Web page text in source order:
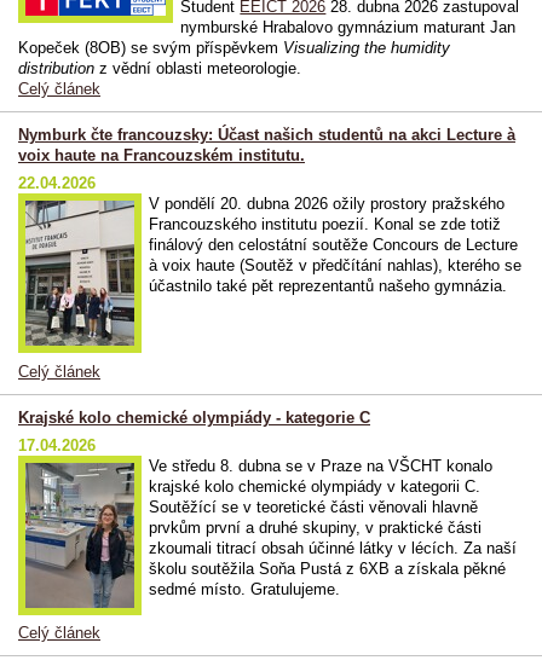
Student EEICT 2026 28. dubna 2026 zastupoval
nymburské Hrabalovo gymnázium maturant Jan
Kopeček (8OB) se svým příspěvkem Visualizing the humidity
distribution z vědní oblasti meteorologie.
Celý článek
Nymburk čte francouzsky: Účast našich studentů na akci Lecture à
voix haute na Francouzském institutu.
22.04.2026
V pondělí20. dubna 2026 ožily prostory pražského
Francouzského institutu poezií. Konal se zde totiž
finálový den celostátní soutěžeConcours de Lecture
à voix haute (Soutěž v předčítání nahlas), kterého se
účastnilo také pět reprezentantů našeho gymnázia.
Celý článek
Krajské kolo chemické olympiády - kategorie C
17.04.2026
Ve středu 8. dubna se v Praze na VŠCHT konalo
krajské kolo chemické olympiády v kategorii C.
Soutěžící se v teoretické části věnovali hlavně
prvkům první a druhé skupiny, v praktické části
zkoumali titrací obsah účinné látky v lécích. Za naší
školu soutěžila Soňa Pustá z 6XB a získala pěkné
sedmé místo. Gratulujeme.
Celý článek